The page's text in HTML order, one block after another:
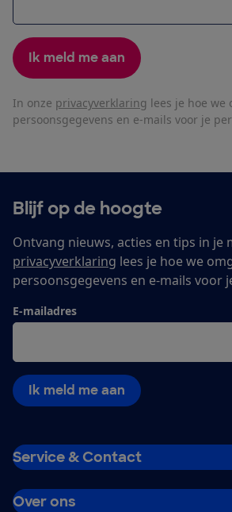
Ik meld me aan
In onze privacyverklaring lees je hoe we
persoonsgegevens en e-mails voor je
Blijf op de hoogte
Ontvang nieuws, acties en tips in je
privacyverklaring lees je hoe we
persoonsgegevens en e-mails voor
E-mailadres
Ik meld me aan
Service & Contact
Over ons